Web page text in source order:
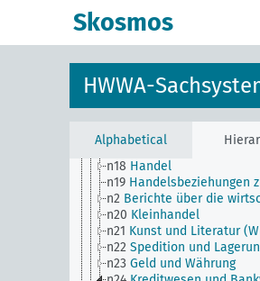
Skosmos
HWWA-
Alphabetical
n10 Jagd
n14 Handwerk
Arbeiterfrage,
Allgemein
n17
Bauwesen und
n18 Handel
n19 Handelsbeziehungen
n2 Berichte über die
n20 Kleinhandel
n21 Kunst und Literatur
n22 Spedition und
n23 Geld und Währung